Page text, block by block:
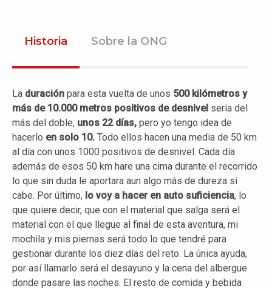
Historia Sobre la ONG
La duración para esta vuelta de unos 500 kilómetros y
más de 10.000 metros positivos de desnivel seria del
más del doble, unos 22 días, pero yo tengo idea de
hacerlo en solo 10. Todo ellos hacen una media de 50 km
al día con unos 1000 positivos de desnivel. Cada día
además de esos 50 km hare una cima durante el recorrido
lo que sin duda le aportara aun algo más de dureza si
cabe. Por último, lo voy a hacer en auto suficiencia, lo
que quiere decir, que con el material que salga será el
material con el que llegue al final de esta aventura, mi
mochila y mis piernas será todo lo que tendré para
gestionar durante los diez días del reto. La única ayuda,
por así llamarlo será el desayuno y la cena del albergue
donde pasare las noches. El resto de comida y bebida